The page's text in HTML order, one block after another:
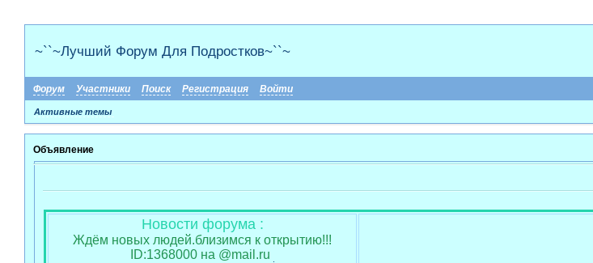
~``~Лучший Форум Для Подростков~``~
Форум Участники Поиск Регистрация Войти
Активные темы
Объявление
Новости форума :
Ждём новых людей.близимся к открытию!!!
ID:1368000 на @mail.ru